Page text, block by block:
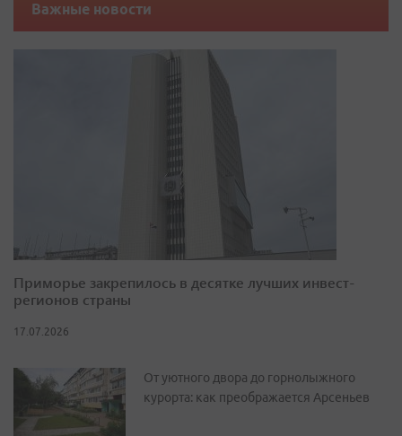
Важные новости
Приморье закрепилось в десятке лучших инвест-
регионов страны
17.07.2026
От уютного двора до горнолыжного
курорта: как преображается Арсеньев